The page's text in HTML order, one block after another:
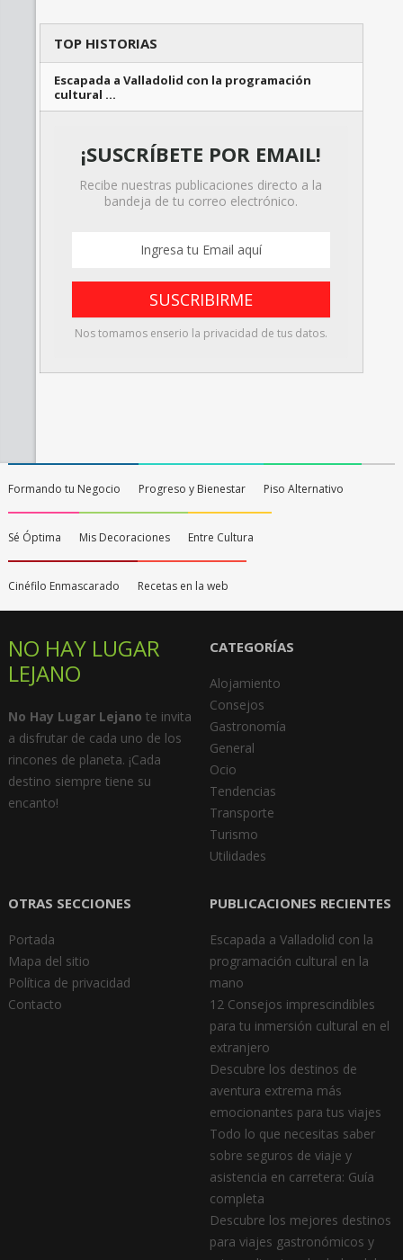
TOP HISTORIAS
Escapada a Valladolid con la programación
cultural …
¡SUSCRÍBETE POR EMAIL!
Recibe nuestras publicaciones directo a la
bandeja de tu correo electrónico.
Nos tomamos enserio la privacidad de tus datos.
Formando tu Negocio Progreso y Bienestar Piso Alternativo
Sé Óptima Mis Decoraciones Entre Cultura
Cinéfilo Enmascarado Recetas en la web
NO HAY LUGAR
LEJANO
No Hay Lugar Lejano te invita
a disfrutar de cada uno de los
rincones de planeta. ¡Cada
destino siempre tiene su
encanto!
CATEGORÍAS
Alojamiento
Consejos
Gastronomía
General
Ocio
Tendencias
Transporte
Turismo
Utilidades
OTRAS SECCIONES
Portada
Mapa del sitio
Política de privacidad
Contacto
PUBLICACIONES RECIENTES
Escapada a Valladolid con la
programación cultural en la
mano
12 Consejos imprescindibles
para tu inmersión cultural en el
extranjero
Descubre los destinos de
aventura extrema más
emocionantes para tus viajes
Todo lo que necesitas saber
sobre seguros de viaje y
asistencia en carretera: Guía
completa
Descubre los mejores destinos
para viajes gastronómicos y